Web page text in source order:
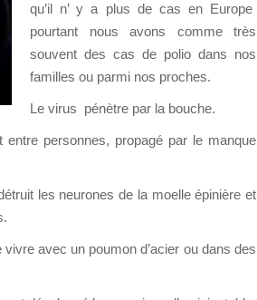
qu’il n’ y a plus de cas en Europe
pourtant nous avons comme très
souvent des cas de polio dans nos
familles ou parmi nos proches.
Le virus pénètre par la bouche.
personnes, propagé par le manque
les neurones de la moelle épinière et
avec un poumon d’acier ou dans des